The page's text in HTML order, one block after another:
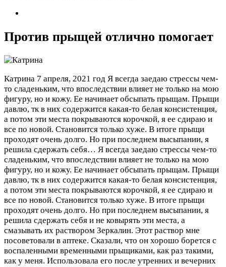
Против прыщей отлично помогает
Катрина 7 апреля, 2021 год Я всегда заедаю стрессы чем-
то сладеньким, что впоследствии влияет не только на мою
фигуру, но и кожу. Ее начинает обсыпать прыщам. Прыщи
давлю, тк в них содержится какая-то белая консистенция,
а потом эти места покрываются корочкой, я ее сдираю и
все по новой. Становится только хуже. В итоге прыщи
проходят очень долго. Но при последнем высыпании, я
решила сдержать себя… Я всегда заедаю стрессы чем-то
сладеньким, что впоследствии влияет не только на мою
фигуру, но и кожу. Ее начинает обсыпать прыщам. Прыщи
давлю, тк в них содержится какая-то белая консистенция,
а потом эти места покрываются корочкой, я ее сдираю и
все по новой. Становится только хуже. В итоге прыщи
проходят очень долго. Но при последнем высыпании, я
решила сдержать себя и не ковырять эти места, а
смазывать их раствором Зеркалин. Этот раствор мне
посоветовали в аптеке. Сказали, что он хорошо борется с
воспаленными временными прыщиками, как раз такими,
как у меня. Использовала его после утренних и вечерних